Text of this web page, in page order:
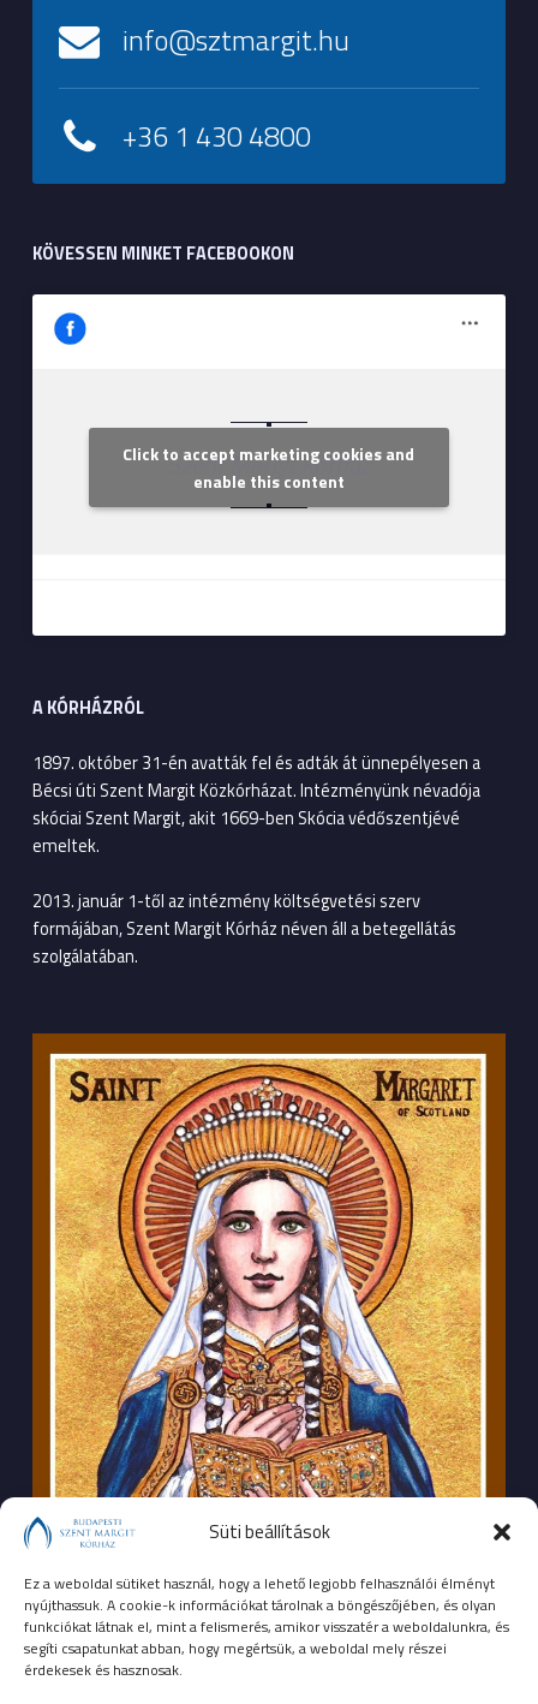
Süti beállítások
Ez a weboldal sütiket használ, hogy a lehető legjobb felhasználói élményt
nyújthassuk. A cookie-k információkat tárolnak a böngészőjében, és olyan
funkciókat látnak el, mint a felismerés, amikor visszatér a weboldalunkra, és
segíti csapatunkat abban, hogy megértsük, a weboldal mely részei
érdekesek és hasznosak.
info@sztmargit.hu
+36 1 430 4800
KÖVESSEN MINKET FACEBOOKON
Szent Margit Kórház
Click to accept marketing cookies and
enable this content
A KÓRHÁZRÓL
1897. október 31-én avatták fel és adták át ünnepélyesen a
Bécsi úti Szent Margit Közkórházat. Intézményünk névadója
skóciai Szent Margit, akit 1669-ben Skócia védőszentjévé
emeltek.
2013. január 1-től az intézmény költségvetési szerv
formájában, Szent Margit Kórház néven áll a betegellátás
szolgálatában.